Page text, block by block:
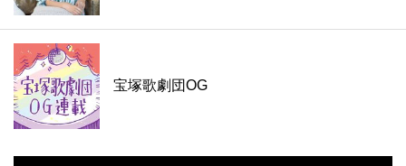
宝塚歌劇団OG